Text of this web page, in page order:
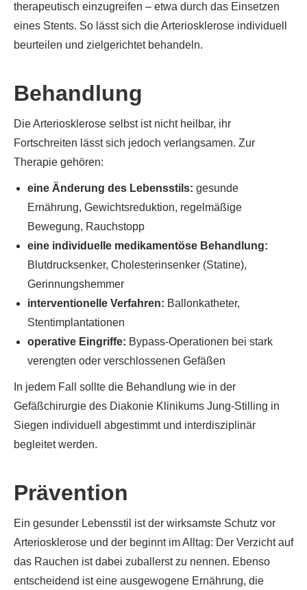
therapeutisch einzugreifen – etwa durch das Einsetzen
eines Stents. So lässt sich die Arteriosklerose individuell
beurteilen und zielgerichtet behandeln.
Behandlung
Die Arteriosklerose selbst ist nicht heilbar, ihr
Fortschreiten lässt sich jedoch verlangsamen. Zur
Therapie gehören:
eine Änderung des Lebensstils: gesunde
Ernährung, Gewichtsreduktion, regelmäßige
Bewegung, Rauchstopp
eine individuelle medikamentöse Behandlung:
Blutdrucksenker, Cholesterinsenker (Statine),
Gerinnungshemmer
interventionelle Verfahren: Ballonkatheter,
Stentimplantationen
operative Eingriffe: Bypass-Operationen bei stark
verengten oder verschlossenen Gefäßen
In jedem Fall sollte die Behandlung wie in der
Gefäßchirurgie des Diakonie Klinikums Jung-Stilling in
Siegen individuell abgestimmt und interdisziplinär
begleitet werden.
Prävention
Ein gesunder Lebensstil ist der wirksamste Schutz vor
Arteriosklerose und der beginnt im Alltag: Der Verzicht auf
das Rauchen ist dabei zuballerst zu nennen. Ebenso
entscheidend ist eine ausgewogene Ernährung, die